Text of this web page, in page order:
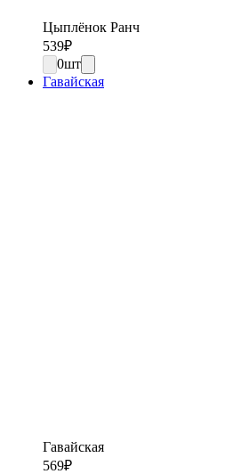
Цыплёнок Ранч
539₽
0шт
Гавайская
Гавайская
569₽